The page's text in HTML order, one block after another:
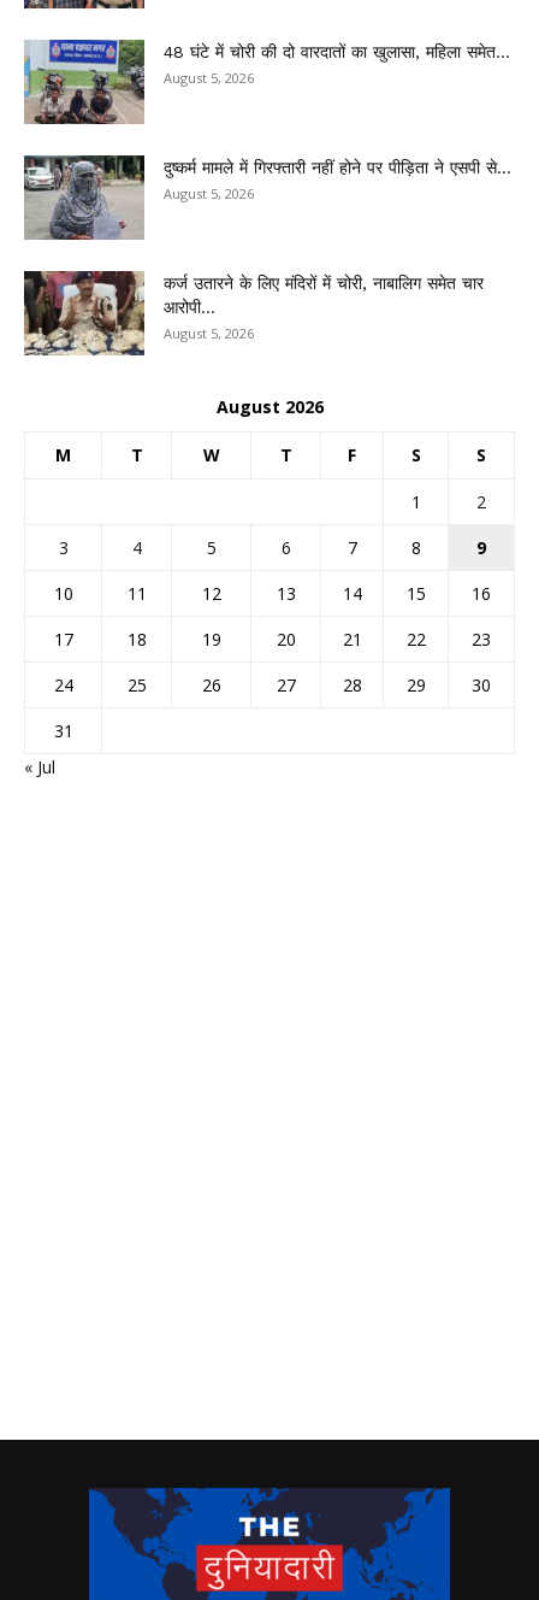
48 घंटे में चोरी की दो वारदातों का खुलासा, महिला समेत...
August 5, 2026
दुष्कर्म मामले में गिरफ्तारी नहीं होने पर पीड़िता ने एसपी से...
August 5, 2026
कर्ज उतारने के लिए मंदिरों में चोरी, नाबालिग समेत चार
आरोपी...
August 5, 2026
August 2026
M T W T F S S
1
2
3
4 5 6 7 8
9
10
11 12 13 14 15
16
17
18 19 20 21 22
23
24
25 26 27 28 29
30
31
« Jul